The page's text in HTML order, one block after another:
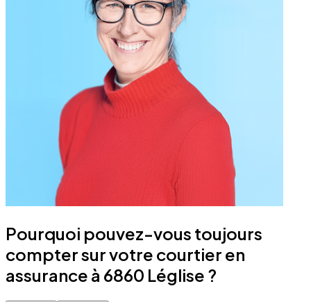
Pourquoi pouvez-vous toujours
compter sur votre courtier en
assurance à 6860 Léglise ?